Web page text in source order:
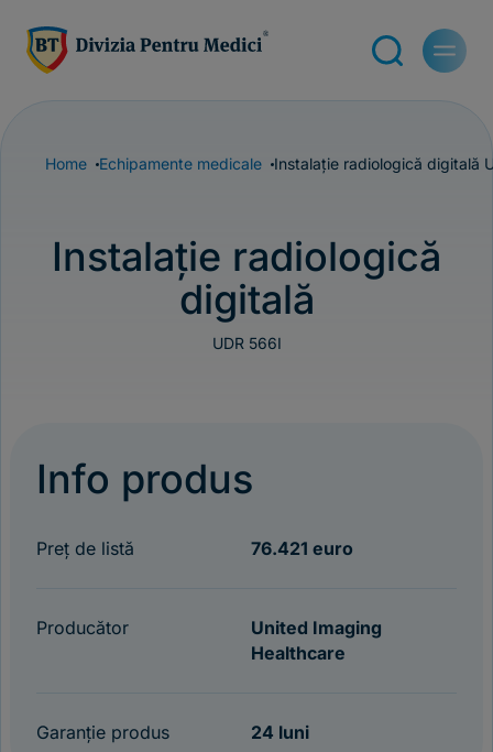
Home Echipamente medicale Instalație radiologică digitală
Instalație radiologică
digitală
UDR 566I
Info produs
Preț de listă 76.421 euro
Producător
United Imaging
Healthcare
Garanție produs 24 luni